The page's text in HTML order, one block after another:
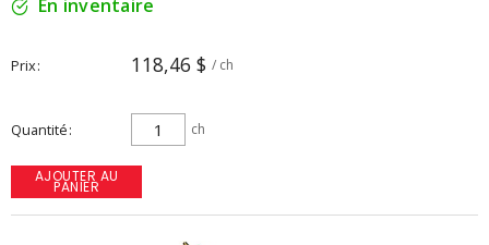
En inventaire
Prix 118,46 $ / ch
Quantité ch
AJOUTER AU
PANIER